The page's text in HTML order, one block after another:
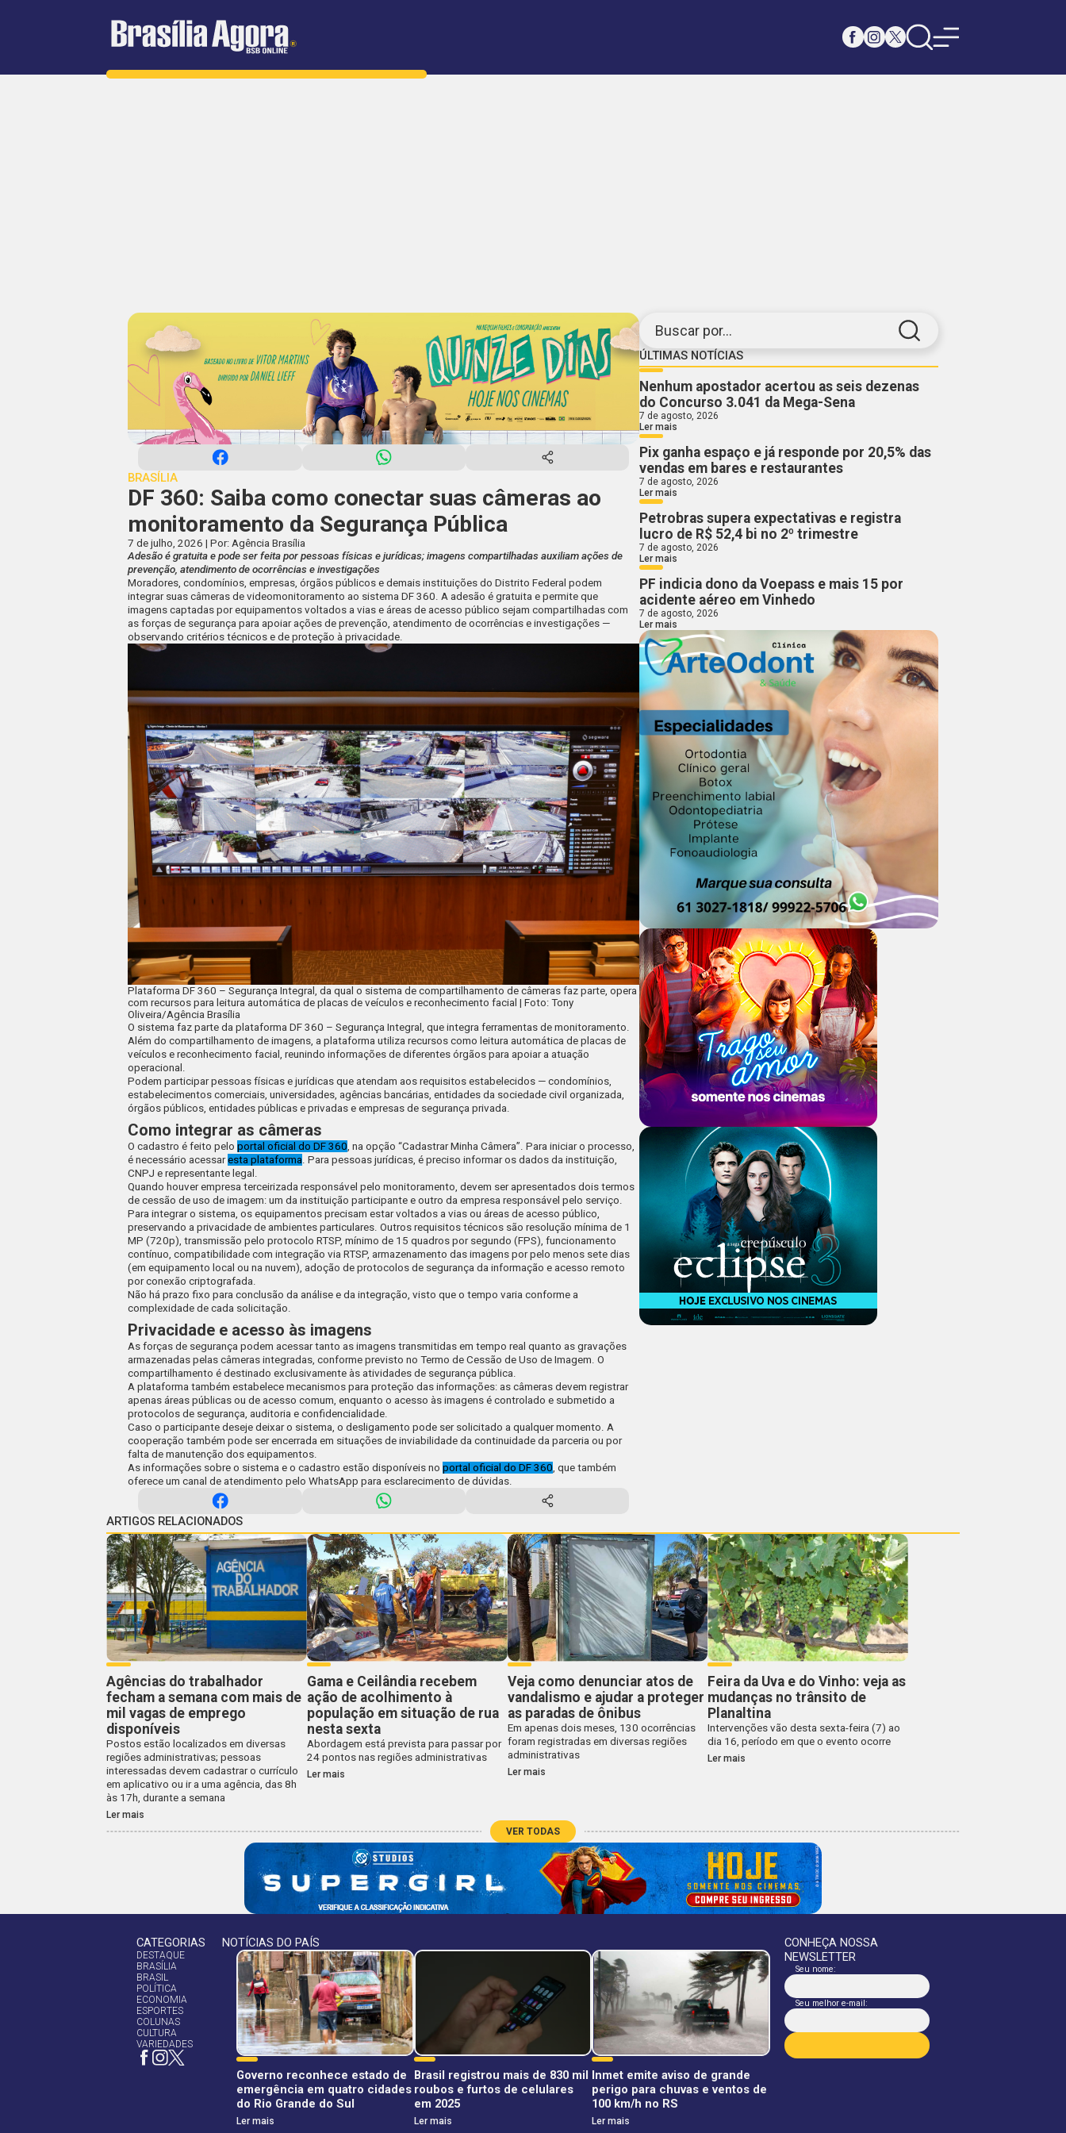
Buscar por...
ÚLTIMAS NOTÍCIAS
Nenhum apostador acertou as seis dezenas
do Concurso 3.041 da Mega-Sena
7 de agosto, 2026
Ler mais
Pix ganha espaço e já responde por 20,5% das
vendas em bares e restaurantes
7 de agosto, 2026
Ler mais
Petrobras supera expectativas e registra
lucro de R$ 52,4 bi no 2º trimestre
7 de agosto, 2026
Ler mais
PF indicia dono da Voepass e mais 15 por
acidente aéreo em Vinhedo
7 de agosto, 2026
Ler mais
BRASÍLIA
DF 360: Saiba como conectar suas câmeras ao
monitoramento da Segurança Pública
7 de julho, 2026 | Por: Agência Brasília
Adesão é gratuita e pode ser feita por pessoas físicas e jurídicas; imagens compartilhadas auxiliam ações de
prevenção, atendimento de ocorrências e investigações
Moradores, condomínios, empresas, órgãos públicos e demais instituições do Distrito Federal podem
integrar suas câmeras de videomonitoramento ao sistema DF 360. A adesão é gratuita e permite que
imagens captadas por equipamentos voltados a vias e áreas de acesso público sejam compartilhadas com
as forças de segurança para apoiar ações de prevenção, atendimento de ocorrências e investigações —
observando critérios técnicos e de proteção à privacidade.
Plataforma DF 360 – Segurança Integral, da qual o sistema de compartilhamento de câmeras faz parte, opera
com recursos para leitura automática de placas de veículos e reconhecimento facial | Foto: Tony
Oliveira/Agência Brasília
O sistema faz parte da plataforma DF 360 – Segurança Integral, que integra ferramentas de monitoramento.
Além do compartilhamento de imagens, a plataforma utiliza recursos como leitura automática de placas de
veículos e reconhecimento facial, reunindo informações de diferentes órgãos para apoiar a atuação
operacional.
Podem participar pessoas físicas e jurídicas que atendam aos requisitos estabelecidos — condomínios,
estabelecimentos comerciais, universidades, agências bancárias, entidades da sociedade civil organizada,
órgãos públicos, entidades públicas e privadas e empresas de segurança privada.
Como integrar as câmeras
O cadastro é feito peloportal oficial do DF 360, na opção “Cadastrar Minha Câmera”. Para iniciar o processo,
é necessário acessaresta plataforma. Para pessoas jurídicas, é preciso informar os dados da instituição,
CNPJ e representante legal.
Quando houver empresa terceirizada responsável pelo monitoramento, devem ser apresentados dois termos
de cessão de uso de imagem: um da instituição participante e outro da empresa responsável pelo serviço.
Para integrar o sistema, os equipamentos precisam estar voltados a vias ou áreas de acesso público,
preservando a privacidade de ambientes particulares. Outros requisitos técnicos são resolução mínima de 1
MP (720p), transmissão pelo protocolo RTSP, mínimo de 15 quadros por segundo (FPS), funcionamento
contínuo, compatibilidade com integração via RTSP, armazenamento das imagens por pelo menos sete dias
(em equipamento local ou na nuvem), adoção de protocolos de segurança da informação e acesso remoto
por conexão criptografada.
Não há prazo fixo para conclusão da análise e da integração, visto que o tempo varia conforme a
complexidade de cada solicitação.
Privacidade e acesso às imagens
As forças de segurança podem acessar tanto as imagens transmitidas em tempo real quanto as gravações
armazenadas pelas câmeras integradas, conforme previsto no Termo de Cessão de Uso de Imagem. O
compartilhamento é destinado exclusivamente às atividades de segurança pública.
A plataforma também estabelece mecanismos para proteção das informações: as câmeras devem registrar
apenas áreas públicas ou de acesso comum, enquanto o acesso às imagens é controlado e submetido a
protocolos de segurança, auditoria e confidencialidade.
Caso o participante deseje deixar o sistema, o desligamento pode ser solicitado a qualquer momento. A
cooperação também pode ser encerrada em situações de inviabilidade da continuidade da parceria ou por
falta de manutenção dos equipamentos.
As informações sobre o sistema e o cadastro estão disponíveis noportal oficial do DF 360 , que também
oferece um canal de atendimento pelo WhatsApp para esclarecimento de dúvidas.
ARTIGOS RELACIONADOS
Agências do trabalhador
fecham a semana com mais de
mil vagas de emprego
disponíveis
Postos estão localizados em diversas
regiões administrativas; pessoas
interessadas devem cadastrar o currículo
em aplicativo ou ir a uma agência, das 8h
às 17h, durante a semana
Ler mais
Gama e Ceilândia recebem
ação de acolhimento à
população em situação de rua
nesta sexta
Abordagem está prevista para passar por
24 pontos nas regiões administrativas
Ler mais
Veja como denunciar atos de
vandalismo e ajudar a proteger
as paradas de ônibus
Em apenas dois meses, 130 ocorrências
foram registradas em diversas regiões
administrativas
Ler mais
Feira da Uva e do Vinho: veja as
mudanças no trânsito de
Planaltina
Intervenções vão desta sexta-feira (7) ao
dia 16, período em que o evento ocorre
Ler mais
VER TODAS
CATEGORIAS
DESTAQUE
BRASÍLIA
BRASIL
POLÍTICA
ECONOMIA
ESPORTES
COLUNAS
CULTURA
VARIEDADES
NOTÍCIAS DO PAÍS
Governo reconhece estado de
emergência em quatro cidades
do Rio Grande do Sul
Ler mais
Brasil registrou mais de 830 mil
roubos e furtos de celulares
em 2025
Ler mais
Inmet emite aviso de grande
perigo para chuvas e ventos de
100 km/h no RS
Ler mais
CONHEÇA NOSSA
NEWSLETTER
Seu nome:
Seu melhor e-mail: